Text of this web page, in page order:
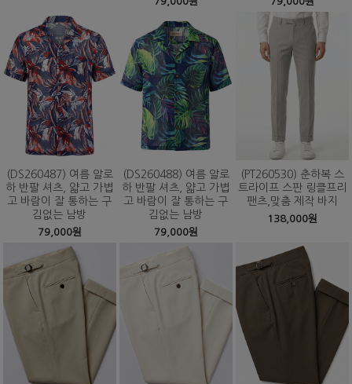
(DS260487) 여름 알로
하 반팔 셔츠, 얇고 가볍
고 바람이 잘 통하는 구
김없는 남방
79,000원
(DS260488) 여름 알로
하 반팔 셔츠, 얇고 가볍
고 바람이 잘 통하는 구
김없는 남방
79,000원
(PT260530) 춘하복 스
트라이프 스판 링클프리
팬츠,맞춤 제작 바지
138,000원